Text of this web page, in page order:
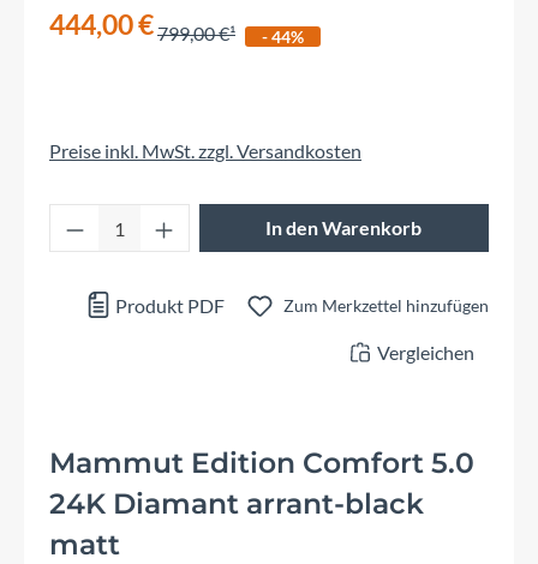
444,00 €799,00 € - 44%
Preise inkl. MwSt. zzgl. Versandkosten
Produkt Anzahl: Gib den gewünschten
In den Warenkorb
Produkt PDF Zum Merkzettel hinzufügen
Vergleichen
Mammut Edition Comfort 5.0
24K Diamant arrant-black
matt